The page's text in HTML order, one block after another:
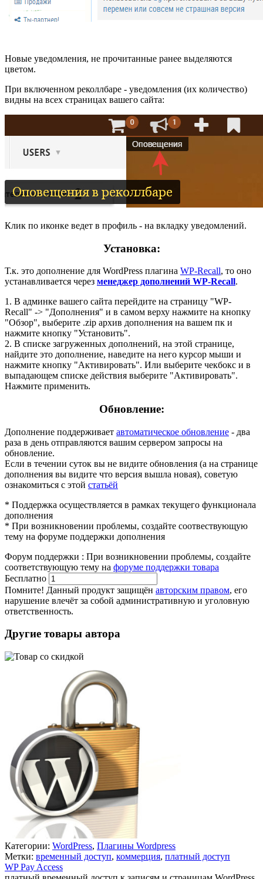
Новые уведомления, не прочитанные ранее выделяются
цветом.
При включенном реколлбаре - уведомления (их количество)
видны на всех страницах вашего сайта:
Клик по иконке ведет в профиль - на вкладку уведомлений.
Установка:
Т.к. это дополнение для WordPress плагина WP-Recall, то оно
устанавливается через менеджер дополнений WP-Recall.
1. В админке вашего сайта перейдите на страницу "WP-
Recall" -> "Дополнения" и в самом верху нажмите на кнопку
"Обзор", выберите .zip архив дополнения на вашем пк и
нажмите кнопку "Установить".
2. В списке загруженных дополнений, на этой странице,
найдите это дополнение, наведите на него курсор мыши и
нажмите кнопку "Активировать". Или выберите чекбокс и в
выпадающем списке действия выберите "Активировать".
Нажмите применить.
Обновление:
Дополнение поддерживает автоматическое обновление - два
раза в день отправляются вашим сервером запросы на
обновление.
Если в течении суток вы не видите обновления (а на странице
дополнения вы видите что версия вышла новая), советую
ознакомиться с этой статьёй
* Поддержка осуществляется в рамках текущего функционала
дополнения
* При возникновении проблемы, создайте соотвествующую
тему на форуме поддержки дополнения
Форум поддержки : При возникновении проблемы, создайте
соответствующую тему на форуме поддержки товара
Бесплатно
Помните! Данный продукт защищён авторским правом, его
нарушение влечёт за собой административную и уголовную
ответственность.
Другие товары автора
Категории: WordPress, Плагины Wordpress
Метки: временный доступ, коммерция, платный доступ
WP Pay Access